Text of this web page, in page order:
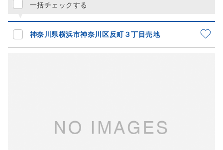
一括チェックする
神奈川県横浜市神奈川区反町３丁目売地